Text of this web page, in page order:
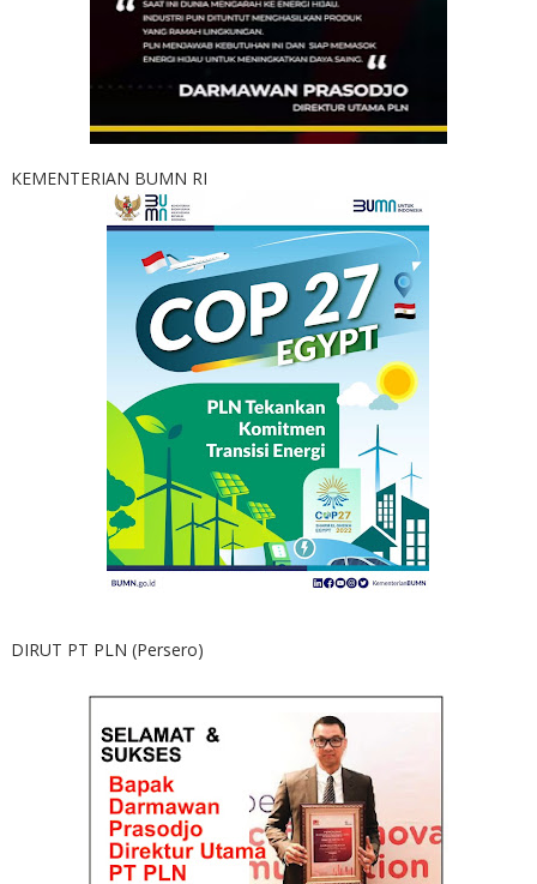
KEMENTERIAN BUMN RI
DIRUT PT PLN (Persero)